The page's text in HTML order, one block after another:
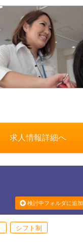
求人情報詳細へ
検討中フォルダに追加
シフト制